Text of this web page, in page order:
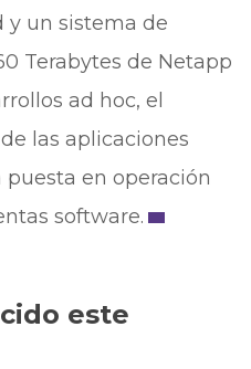
y un sistema de
Terabytes de Netapp
ad hoc, el
las aplicaciones
en operación
software.
este